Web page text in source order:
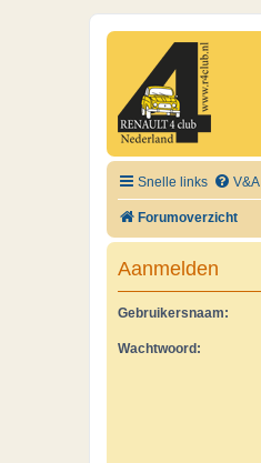
Snelle links V&A
Forumoverzicht
Aanmelden
Gebruikersnaam:
Wachtwoord: